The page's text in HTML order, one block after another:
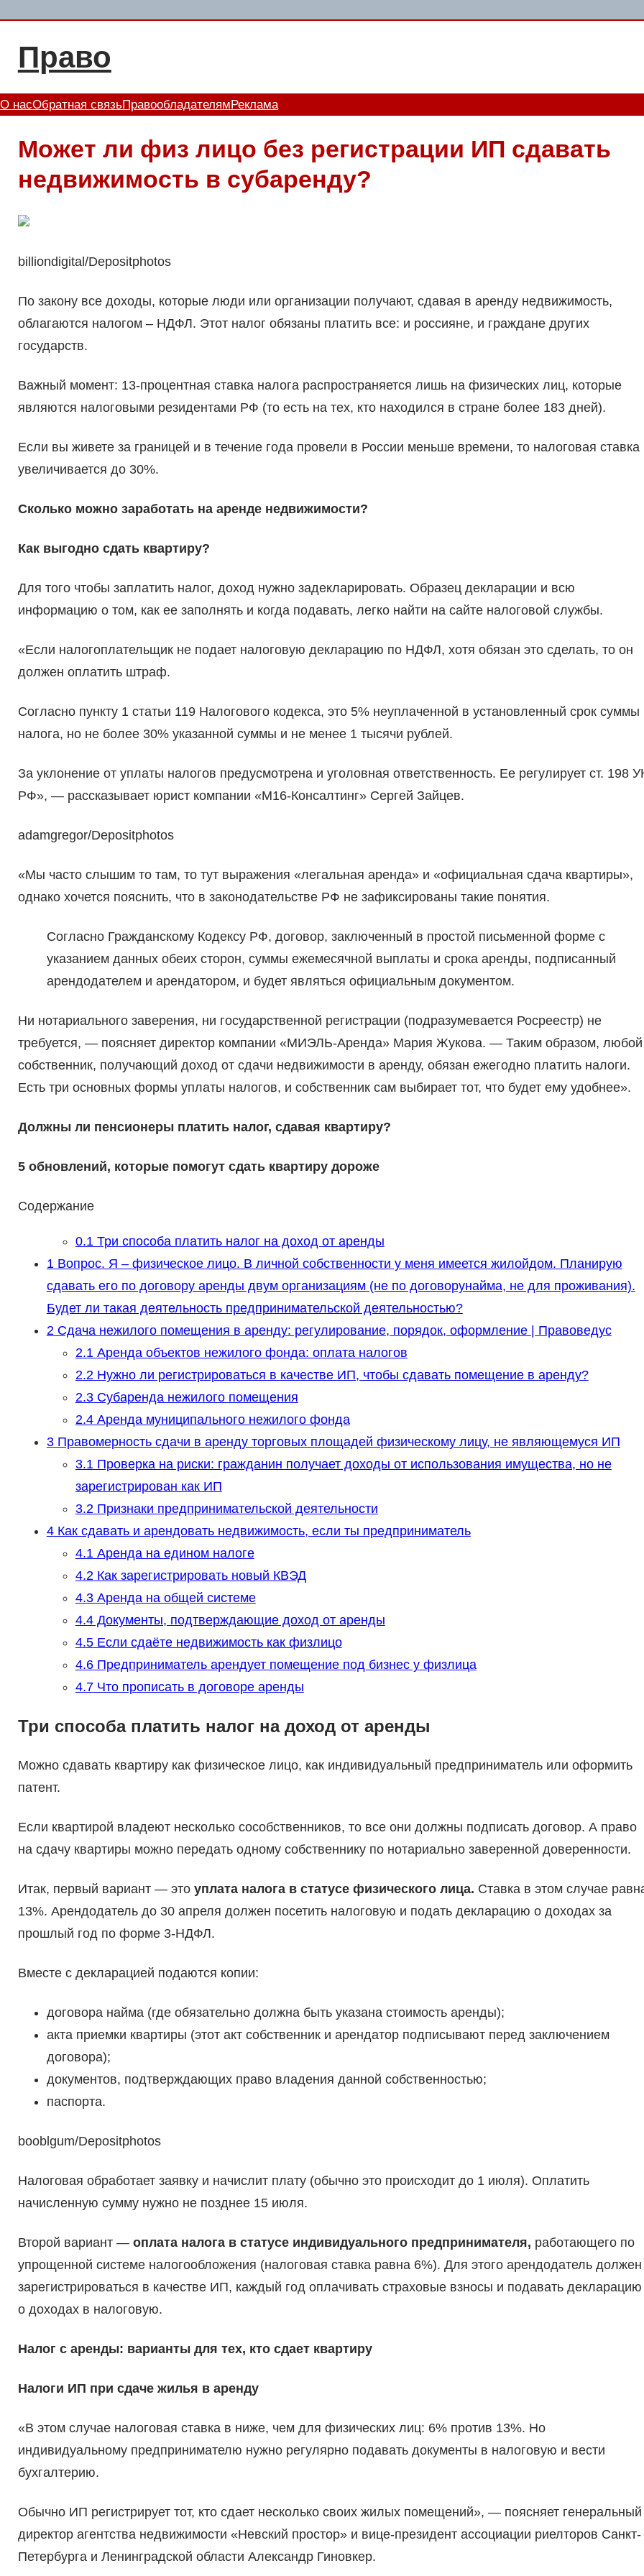
содержимому
Право
О насОбратная связьПравообладателям Реклама
Может ли физ лицо без регистрации ИП сдавать
недвижимость в субаренду?
billiondigital/Depositphotos
По закону все доходы, которые люди или организации получают, сдавая в аренду недвижимость,
облагаются налогом – НДФЛ. Этот налог обязаны платить все: и россияне, и граждане других
государств.
Важный момент: 13-процентная ставка налога распространяется лишь на физических лиц, которые
являются налоговыми резидентами РФ (то есть на тех, кто находился в стране более 183 дней).
Если вы живете за границей и в течение года провели в России меньше времени, то налоговая ставка
увеличивается до 30%.
Сколько можно заработать на аренде недвижимости?
Как выгодно сдать квартиру?
Для того чтобы заплатить налог, доход нужно задекларировать. Образец декларации и всю
информацию о том, как ее заполнять и когда подавать, легко найти на сайте налоговой службы.
«Если налогоплательщик не подает налоговую декларацию по НДФЛ, хотя обязан это сделать, то он
должен оплатить штраф.
Согласно пункту 1 статьи 119 Налогового кодекса, это 5% неуплаченной в установленный срок суммы
налога, но не более 30% указанной суммы и не менее 1 тысячи рублей.
За уклонение от уплаты налогов предусмотрена и уголовная ответственность. Ее регулирует ст. 198
РФ», — рассказывает юрист компании «М16-Консалтинг» Сергей Зайцев.
adamgregor/Depositphotos
«Мы часто слышим то там, то тут выражения «легальная аренда» и «официальная сдача квартиры»,
однако хочется пояснить, что в законодательстве РФ не зафиксированы такие понятия.
Согласно Гражданскому Кодексу РФ, договор, заключенный в простой письменной форме с
указанием данных обеих сторон, суммы ежемесячной выплаты и срока аренды, подписанный
арендодателем и арендатором, и будет являться официальным документом.
Ни нотариального заверения, ни государственной регистрации (подразумевается Росреестр) не
требуется, — поясняет директор компании «МИЭЛЬ-Аренда» Мария Жукова. — Таким образом, любой
собственник, получающий доход от сдачи недвижимости в аренду, обязан ежегодно платить налоги.
Есть три основных формы уплаты налогов, и собственник сам выбирает тот, что будет ему удобнее».
Должны ли пенсионеры платить налог, сдавая квартиру?
5 обновлений, которые помогут сдать квартиру дороже
Содержание
0.1Три способа платить налог на доход от аренды
1Вопрос. Я – физическое лицо. В личной собственности у меня имеется жилойдом. Планирую
сдавать его по договору аренды двум организациям (не по договорунайма, не для проживания).
Будет ли такая деятельность предпринимательской деятельностью?
2Сдача нежилого помещения в аренду: регулирование, порядок, оформление | Правоведус
2.1Аренда объектов нежилого фонда: оплата налогов
2.2Нужно ли регистрироваться в качестве ИП, чтобы сдавать помещение в аренду?
2.3Субаренда нежилого помещения
2.4Аренда муниципального нежилого фонда
3Правомерность сдачи в аренду торговых площадей физическому лицу, не являющемуся ИП
3.1Проверка на риски: гражданин получает доходы от использования имущества, но не
зарегистрирован как ИП
3.2Признаки предпринимательской деятельности
4Как сдавать и арендовать недвижимость, если ты предприниматель
4.1Аренда на едином налоге
4.2Как зарегистрировать новый КВЭД
4.3Аренда на общей системе
4.4Документы, подтверждающие доход от аренды
4.5Если сдаёте недвижимость как физлицо
4.6Предприниматель арендует помещение под бизнес у физлица
4.7Что прописать в договоре аренды
Три способа платить налог на доход от аренды
Можно сдавать квартиру как физическое лицо, как индивидуальный предприниматель или оформить
патент.
Если квартирой владеют несколько сособственников, то все они должны подписать договор. А право
на сдачу квартиры можно передать одному собственнику по нотариально заверенной доверенности.
Итак, первый вариант — это уплата налога в статусе физического лица. Ставка в этом случае
13%. Арендодатель до 30 апреля должен посетить налоговую и подать декларацию о доходах за
прошлый год по форме 3-НДФЛ.
Вместе с декларацией подаются копии:
договора найма (где обязательно должна быть указана стоимость аренды);
акта приемки квартиры (этот акт собственник и арендатор подписывают перед заключением
договора);
документов, подтверждающих право владения данной собственностью;
паспорта.
booblgum/Depositphotos
Налоговая обработает заявку и начислит плату (обычно это происходит до 1 июля). Оплатить
начисленную сумму нужно не позднее 15 июля.
Второй вариант — оплата налога в статусе индивидуального предпринимателя, работающего по
упрощенной системе налогообложения (налоговая ставка равна 6%). Для этого арендодатель должен
зарегистрироваться в качестве ИП, каждый год оплачивать страховые взносы и подавать декларацию
о доходах в налоговую.
Налог с аренды: варианты для тех, кто сдает квартиру
Налоги ИП при сдаче жилья в аренду
«В этом случае налоговая ставка в ниже, чем для физических лиц: 6% против 13%. Но
индивидуальному предпринимателю нужно регулярно подавать документы в налоговую и вести
бухгалтерию.
Обычно ИП регистрирует тот, кто сдает несколько своих жилых помещений», — поясняет генеральный
директор агентства недвижимости «Невский простор» и вице-президент ассоциации риелторов Санкт-
Петербурга и Ленинградской области Александр Гиновкер.